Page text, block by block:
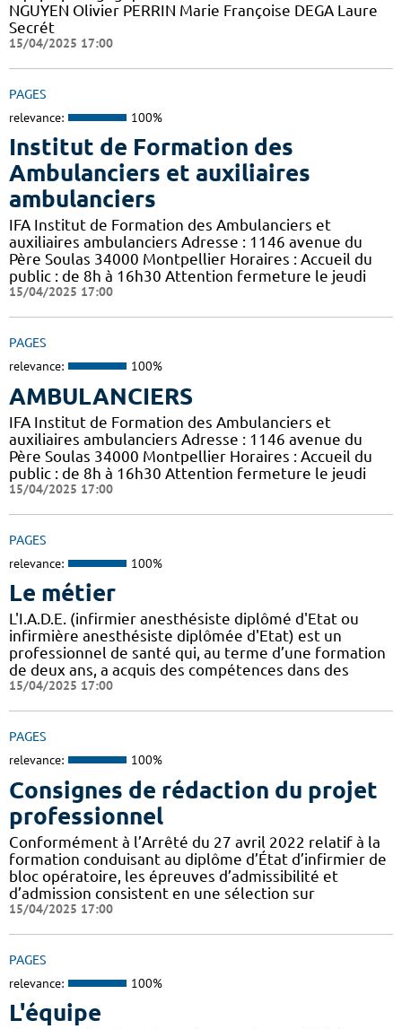
NGUYEN Olivier PERRIN Marie Françoise DEGA Laure
Secrét
15/04/2025 17:00
PAGES
relevance: 100%
Institut de Formation des
Ambulanciers et auxiliaires
ambulanciers
IFA Institut de Formation des Ambulanciers et
auxiliaires ambulanciers Adresse : 1146 avenue du
Père Soulas 34000 Montpellier Horaires : Accueil du
public : de 8h à 16h30 Attention fermeture le jeudi
15/04/2025 17:00
PAGES
relevance: 100%
AMBULANCIERS
IFA Institut de Formation des Ambulanciers et
auxiliaires ambulanciers Adresse : 1146 avenue du
Père Soulas 34000 Montpellier Horaires : Accueil du
public : de 8h à 16h30 Attention fermeture le jeudi
15/04/2025 17:00
PAGES
relevance: 100%
Le métier
L'I.A.D.E. (infirmier anesthésiste diplômé d'Etat ou
infirmière anesthésiste diplômée d'Etat) est un
professionnel de santé qui, au terme d’une formation
de deux ans, a acquis des compétences dans des
15/04/2025 17:00
PAGES
relevance: 100%
Consignes de rédaction du projet
professionnel
Conformément à l’Arrêté du 27 avril 2022 relatif à la
formation conduisant au diplôme d’État d’infirmier de
bloc opératoire, les épreuves d’admissibilité et
d’admission consistent en une sélection sur
15/04/2025 17:00
PAGES
relevance: 100%
L'équipe